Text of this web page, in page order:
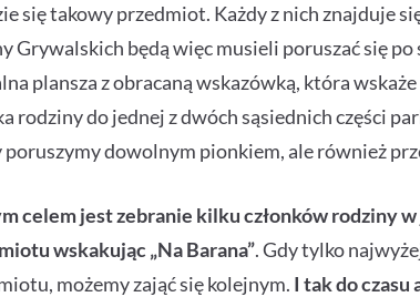
się takowy przedmiot. Każdy z nich znajduje
Grywalskich będą więc musieli poruszać się
plansza z obracaną wskazówką, która
rodziny do jednej z dwóch sąsiednich części
dowolnym pionkiem, ale również
celem jest zebranie kilku członków rodziny
wskakując „Na Barana”. Gdy tylko
możemy zająć się kolejnym. I tak do